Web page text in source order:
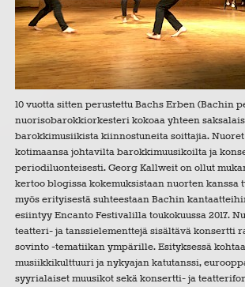
10 vuotta sitten perustettu Bachs Erben (Bachin
nuorisobarokkiorkesteri kokoaa yhteen
barokkimusiikista kiinnostuneita soittajia. Nuoret
kotimaansa johtavilta barokkimuusikoilta ja
periodiluonteisesti. Georg Kallweit on ollut
kertoo blogissa kokemuksistaan nuorten kanssa
myös erityisestä suhteestaan Bachin
esiintyy Encanto Festivalilla toukokuussa 2017.
teatteri- ja tanssielementtejä sisältävä konsertti
sovinto -tematiikan ympärille. Esityksessä
musiikkikulttuuri ja nykyajan katutanssi,
syyrialaiset muusikot sekä konsertti- ja